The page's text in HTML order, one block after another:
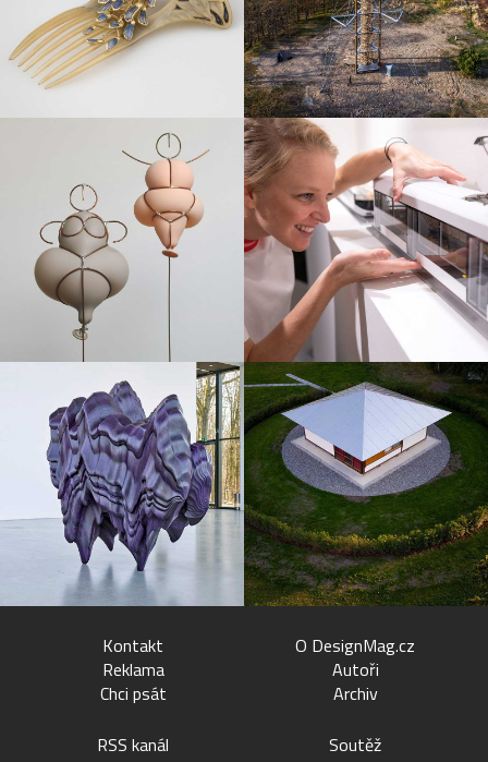
Kontakt
Reklama
Chci psát
O DesignMag.cz
Autoři
Archiv
RSS kanál
Soutěž